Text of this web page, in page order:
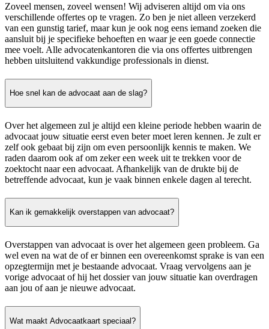
Zoveel mensen, zoveel wensen! Wij adviseren altijd om via ons
verschillende offertes op te vragen. Zo ben je niet alleen verzekerd
van een gunstig tarief, maar kun je ook nog eens iemand zoeken die
aansluit bij je specifieke behoeften en waar je een goede connectie
mee voelt. Alle advocatenkantoren die via ons offertes uitbrengen
hebben uitsluitend vakkundige professionals in dienst.
Hoe snel kan de advocaat aan de slag?
Over het algemeen zul je altijd een kleine periode hebben waarin de
advocaat jouw situatie eerst even beter moet leren kennen. Je zult er
zelf ook gebaat bij zijn om even persoonlijk kennis te maken. We
raden daarom ook af om zeker een week uit te trekken voor de
zoektocht naar een advocaat. Afhankelijk van de drukte bij de
betreffende advocaat, kun je vaak binnen enkele dagen al terecht.
Kan ik gemakkelijk overstappen van advocaat?
Overstappen van advocaat is over het algemeen geen probleem. Ga
wel even na wat de of er binnen een overeenkomst sprake is van een
opzegtermijn met je bestaande advocaat. Vraag vervolgens aan je
vorige advocaat of hij het dossier van jouw situatie kan overdragen
aan jou of aan je nieuwe advocaat.
Wat maakt Advocaatkaart speciaal?